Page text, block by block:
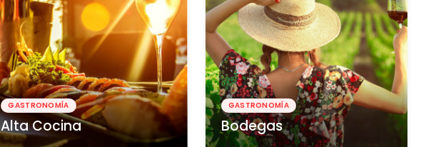
GASTRONOMÍA
Alta Cocina
GASTRONOMÍA
Bodegas